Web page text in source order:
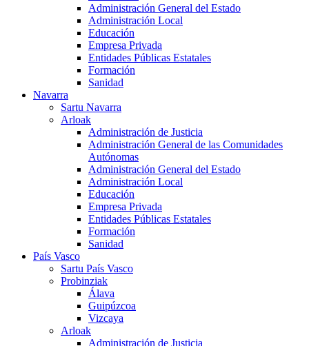
Administración General del Estado
Administración Local
Educación
Empresa Privada
Entidades Públicas Estatales
Formación
Sanidad
Navarra
Sartu Navarra
Arloak
Administración de Justicia
Administración General de las Comunidades
Autónomas
Administración General del Estado
Administración Local
Educación
Empresa Privada
Entidades Públicas Estatales
Formación
Sanidad
País Vasco
Sartu País Vasco
Probinziak
Álava
Guipúzcoa
Vizcaya
Arloak
Administración de Justicia